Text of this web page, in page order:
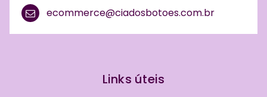
ecommerce@ciadosbotoes.com.br
Links úteis